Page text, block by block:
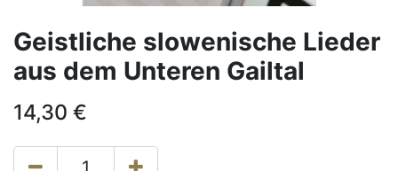
Geistliche slowenische Lieder
aus dem Unteren Gailtal
14,30 €